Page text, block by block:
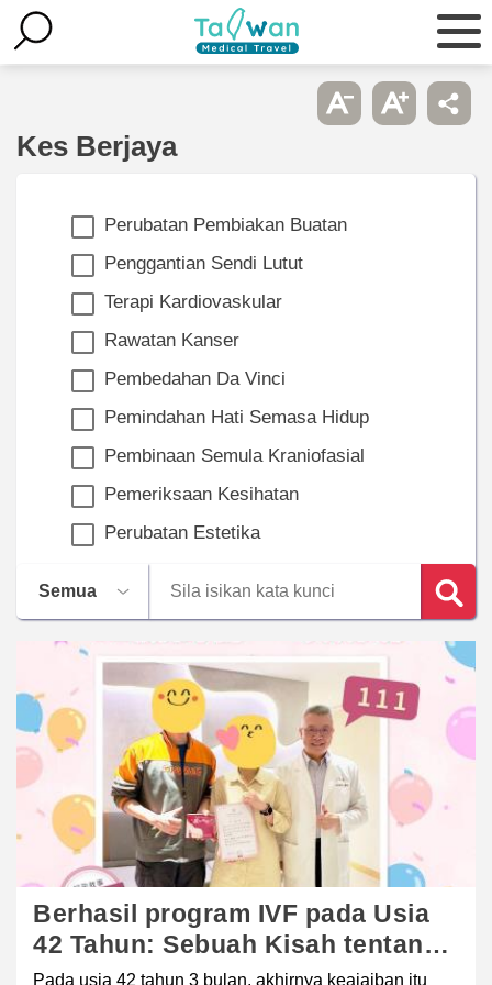
Kes Berjaya
Perubatan Pembiakan Buatan
Penggantian Sendi Lutut
Terapi Kardiovaskular
Rawatan Kanser
Pembedahan Da Vinci
Pemindahan Hati Semasa Hidup
Pembinaan Semula Kraniofasial
Pemeriksaan Kesihatan
Perubatan Estetika
Berhasil program IVF pada Usia
42 Tahun: Sebuah Kisah tentang
Kegigihan dan Kebahagiaan.
Pada usia 42 tahun 3 bulan, akhirnya keajaiban itu